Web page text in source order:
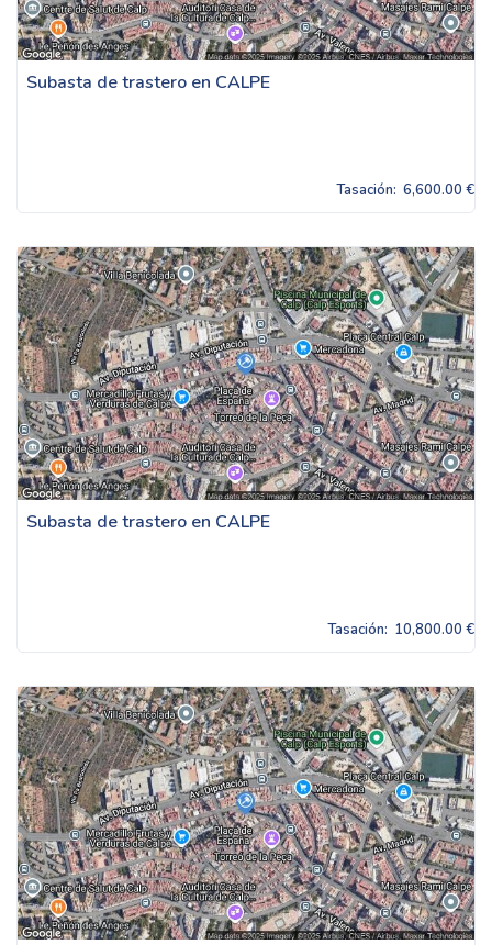
Subasta de trastero en CALPE
Tasación: 6,600.00 €
Subasta de trastero en CALPE
Tasación: 10,800.00 €